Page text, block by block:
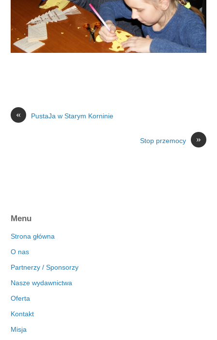
« PustaJa w Starym Korninie
»
Stop przemocy
Menu
Strona główna
O nas
Partnerzy / Sponsorzy
Nasze wydawnictwa
Oferta
Kontakt
Misja